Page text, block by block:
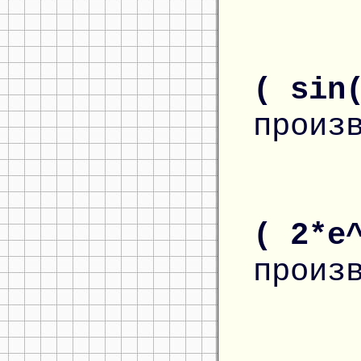
(
(